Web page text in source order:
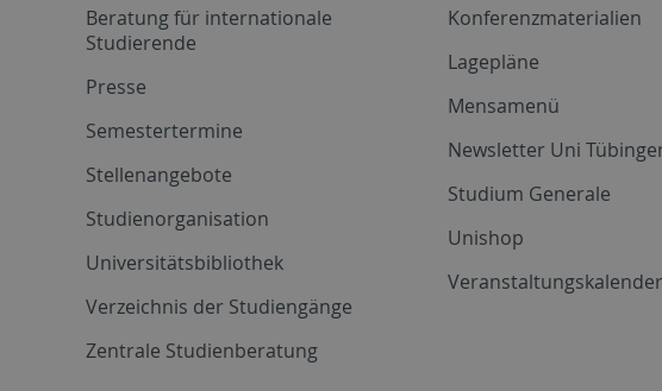
Beratung für internationale
Studierende
Presse
Semestertermine
Stellenangebote
Studienorganisation
Universitätsbibliothek
Verzeichnis der Studiengänge
Zentrale Studienberatung
Konferenzmaterialien
Lagepläne
Mensamenü
Newsletter Uni
Studium Generale
Unishop